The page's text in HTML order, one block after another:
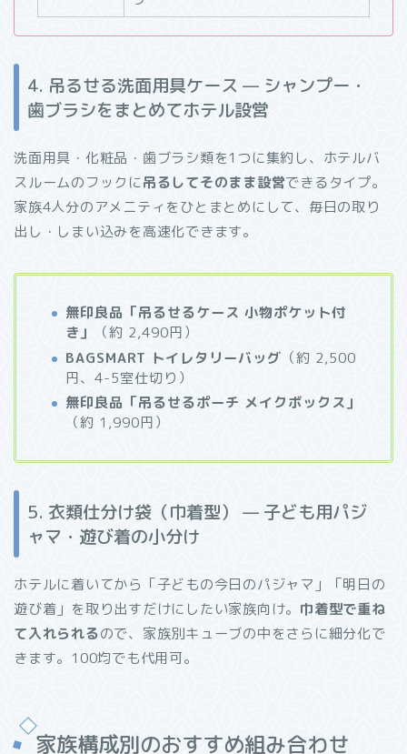
4. 吊るせる洗面用具ケース — シャンプー・
歯ブラシをまとめてホテル設営
洗面用具・化粧品・歯ブラシ類を1つに集約し、ホテルバ
スルームのフックに吊るしてそのまま設営できるタイプ。
家族4人分のアメニティをひとまとめにして、毎日の取り
出し・しまい込みを高速化できます。
無印良品「吊るせるケース 小物ポケット付
き」
（約 2,490円）
BAGSMART トイレタリーバッグ （約 2,500
円、4-5室仕切り）
無印良品「吊るせるポーチ メイクボックス」
（約 1,990円）
5. 衣類仕分け袋（巾着型） — 子ども用パジ
ャマ・遊び着の小分け
ホテルに着いてから「子どもの今日のパジャマ」「明日の
遊び着」を取り出すだけにしたい家族向け。 巾着型で重ね
て入れられるので、家族別キューブの中をさらに細分化で
きます。100均でも代用可。
家族構成別のおすすめ組み合わせ